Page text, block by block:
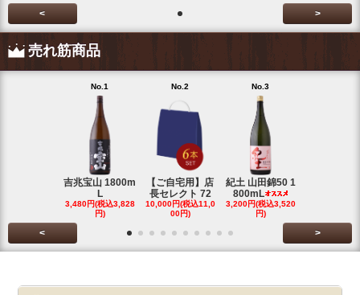
< >
売れ筋商品
No.1
吉兆宝山 1800m
L
3,480円(税込3,828
円)
No.2
【ご自宅用】店
長セレクト 72
10,000円(税込11,0
00円)
No.3
紀土 山田錦50 1
800mL
3,200円(税込3,520
円)
< >